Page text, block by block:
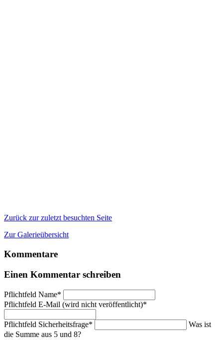
Zurück zur zuletzt besuchten Seite
Zur Galerieübersicht
Kommentare
Einen Kommentar schreiben
Pflichtfeld Name*
Pflichtfeld E-Mail (wird nicht veröffentlicht)*
Pflichtfeld Sicherheitsfrage*
Was ist
die Summe aus 5 und 8?